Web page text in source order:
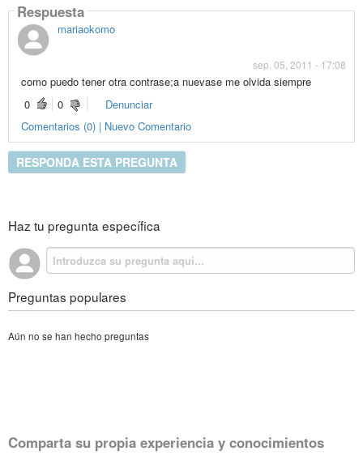
Respuesta
mariaokomo
sep. 05, 2011 - 17:08
como puedo tener otra contrase;a nuevase me olvida siempre
0
0
Denunciar
Comentarios (0) | Nuevo Comentario
RESPONDA ESTA PREGUNTA
Haz tu pregunta específica
Preguntas populares
Aún no se han hecho preguntas
Comparta su propia experiencia y conocimientos